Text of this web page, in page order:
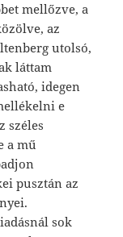
mellőzve, a
az
utolsó,
láttam
idegen
e
széles
a mű
pusztán az
sok